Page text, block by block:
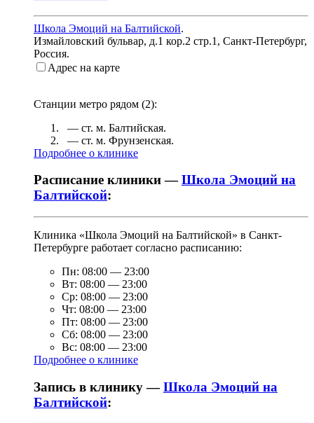
Школа Эмоций на Балтийской.
Измайловский бульвар, д.1 кор.2 стр.1 , Санкт-Петербург,
Россия.
Адрес на карте
Станции метро рядом (2):
— ст. м. Балтийская.
— ст. м. Фрунзенская.
Подробнее о клинике
Расписание клиники —Школа Эмоций на
Балтийской:
Клиника «Школа Эмоций на Балтийской» в Санкт-
Петербурге работает согласно расписанию:
Пн: 08:00 — 23:00
Вт: 08:00 — 23:00
Ср: 08:00 — 23:00
Чт: 08:00 — 23:00
Пт: 08:00 — 23:00
Сб: 08:00 — 23:00
Вс: 08:00 — 23:00
Подробнее о клинике
Запись в клинику —Школа Эмоций на
Балтийской: